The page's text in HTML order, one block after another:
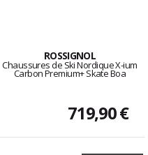
ROSSIGNOL
Chaussures de Ski Nordique X-ium
Carbon Premium+ Skate Boa
719,90 €